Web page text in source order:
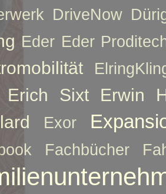
DriveNow
Eder Eder
Erich Sixt
Erwin
Exor
Fachbücher